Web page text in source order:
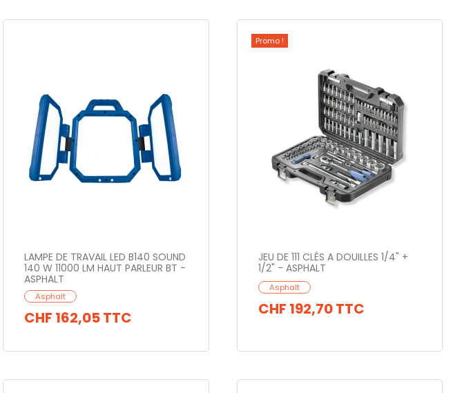
LAMPE DE TRAVAIL LED B140 SOUND
140 W 11000 LM HAUT PARLEUR BT -
ASPHALT
Asphalt
CHF 162,05TTC
Promo !
JEU DE 111 CLÉS A DOUILLES 1/4" +
1/2" - ASPHALT
Asphalt
CHF 192,70TTC